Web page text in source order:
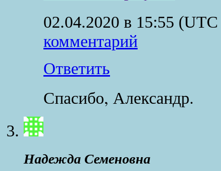
02.04.2020 в 15:55
комментарий
Ответить
Спасибо, Александр.
Надежда Семеновна